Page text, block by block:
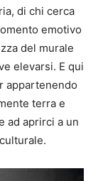
di chi cerca
emotivo
del murale
elevarsi. E qui
appartenendo
terra e
ad aprirci a un